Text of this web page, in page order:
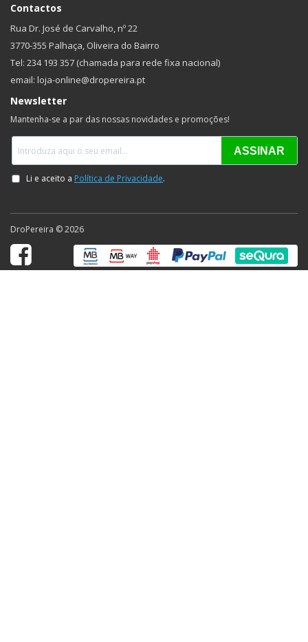
Contactos
Rua Dr. José de Carvalho, nº 22
3770-355 Palhaça, Oliveira do Bairro
Tel: 234 193 357 (chamada para rede fixa nacional)
email: loja-online@dropereira.pt
Newsletter
Mantenha-se a par das nossas novidades e promoções!
DroPereira © 2026